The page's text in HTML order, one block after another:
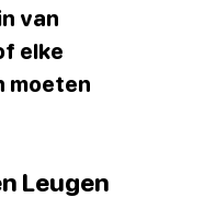
van
elke
moeten
Leugen